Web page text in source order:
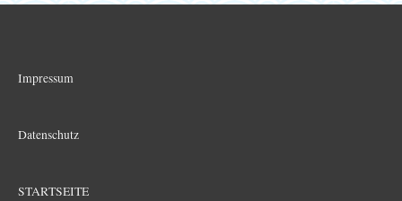
Impressum
Datenschutz
STARTSEITE